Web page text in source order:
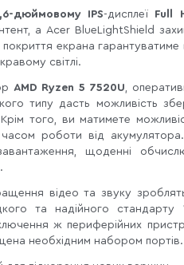
дюймовому IPS-дисплеї Full
а Acer BlueLightShield
екрана гарантуватиме
світлі.
AMD Ryzen 5 7520U,
типу дасть можливість
того, ви матимете
роботи від
щоденні
відео та звуку
та надійного стандарту
ж периферійних
необхідним набором портів.